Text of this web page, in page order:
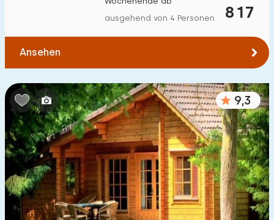
1 2 5 10 20
Zu öffentlichen Verkehrsmitteln(max. km):
0,2 0,5 1 2 5
Unterkunft
817
ausgehend von 4 Personen
Ansehen
9,3